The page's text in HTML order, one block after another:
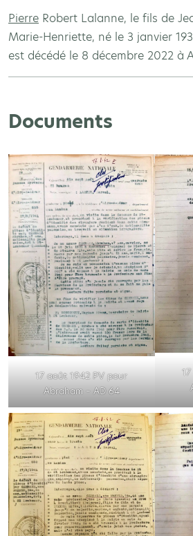
Pierre Robert Lalanne, le fils de
Marie-Henriette, né le 3 janvier
est décédé le 8 décembre 2022 à
Documents
17 août 1942 PV pour
Abraham – AD 64